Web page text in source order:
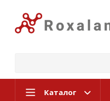
Каталог